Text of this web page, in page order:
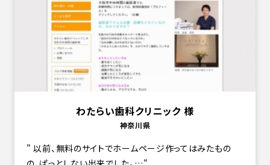
わたらい歯科クリニック 様
神奈川県
以前、無料のサイトでホームページ作ってはみたもの